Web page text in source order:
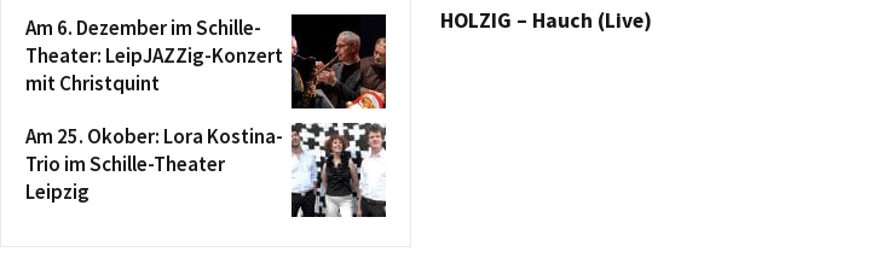
HOLZIG – Hauch (Live)
Am 6. Dezember im Schille-
Theater: LeipJAZZig-Konzert
mit Christquint
Am 25. Okober: Lora Kostina-
Trio im Schille-Theater
Leipzig